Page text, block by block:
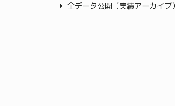
全データ公開（実績アーカイブ）